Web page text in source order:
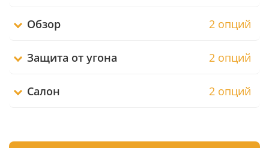
Обзор 2 опций
Защита от угона 2 опций
Салон 2 опций